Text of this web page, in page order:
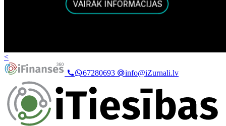
<
67280693
info@iZurnali.lv